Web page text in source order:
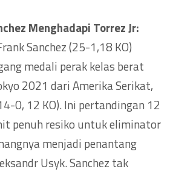
Menghadapi Torrez Jr:
Sanchez (25-1,18 KO)
medali perak kelas berat
2021 dari Amerika Serikat,
0, 12 KO). Ini pertandingan 12
penuh resiko untuk eliminator
menjadi penantang
Usyk. Sanchez tak